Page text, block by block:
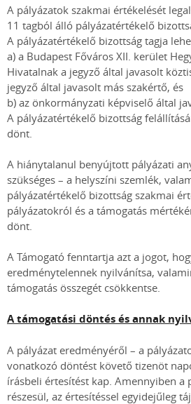
A pályázatok szakmai értékelését
11 tagból álló pályázatértékelő
A pályázatértékelő bizottság tagja
a) a Budapest Főváros XII. kerület
Hivatalnak a jegyző által javasolt
jegyző által javasolt más szakértő, és
b) az önkormányzati képviselő által
A pályázatértékelő bizottság
dönt.
A hiánytalanul benyújtott pályázati
szükséges – a helyszíni szemlék,
pályázatértékelő bizottság szakmai
pályázatokról és a támogatás
dönt.
A Támogató fenntartja azt a jogot,
eredménytelennek nyilvánítsa,
támogatás összegét csökkentse.
A támogatási döntés és annak
A pályázat eredményéről – a
vonatkozó döntést követő tizenöt
írásbeli értesítést kap. Amennyiben a
részesül, az értesítéssel egyidejűleg